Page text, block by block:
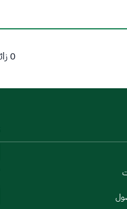
0 زائرًا أعجبهم محتوى الصفحة من أصل 0 مشاركة